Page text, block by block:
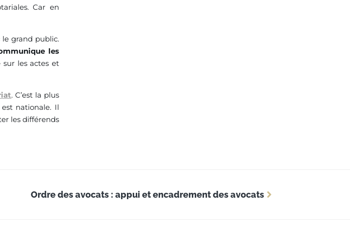
Car en
grand public.
les
les actes et
. C’est la plus
nationale. Il
les différends
Ordre des avocats : appui et encadrement des avocats